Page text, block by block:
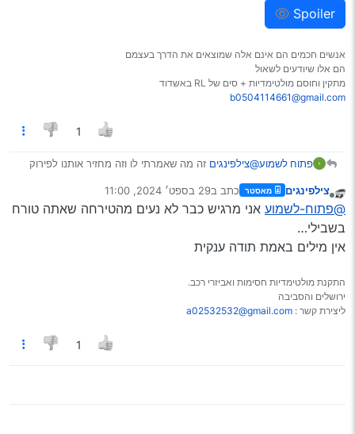
Spoiler
אנשים חכמים הם אינם אלה שמוצאים את הדרך בעצמם
הם אלו שיודעים לשאול
מתקין וחוסם מולטימדיות + סים של RL באשדוד
b0504114661@gmail.com
1
פתוח לשמוע@צילפינגים זה מה שאמרתי לו וזה מחזיר אותנו לפירוק
Spoiler מנותק
צילפינגים מאסטר כתב ב29 בספט׳ 2024, 11:00
נערך לאחרונה על ידי
@פתוח-לשמוע אני מרגיש כבר לא נעים מהטירחה שאתה טורח
בשבילי…
אין מילים באמת תודה ענקית
התקנת מולטימדיות חסימות ואביזרי רכב.
ירושלים והסביבה
ליצירת קשר : a02532532@gmail.com
1